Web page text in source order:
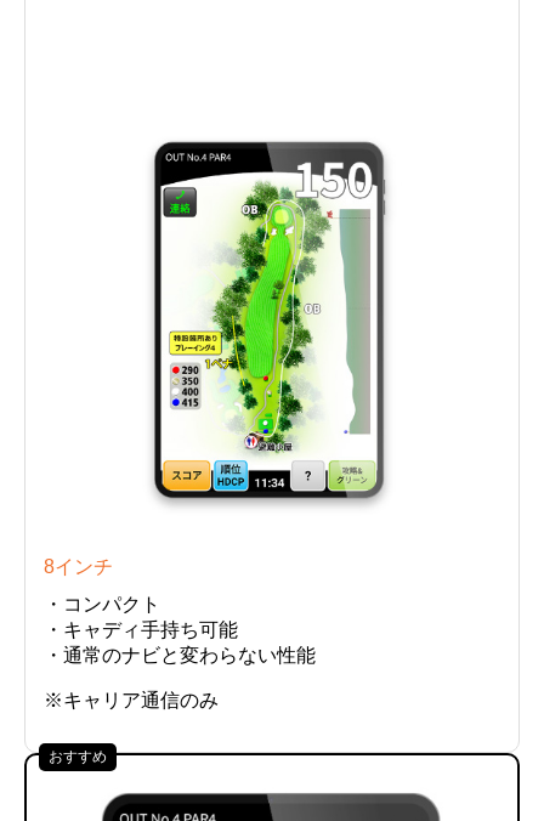
8インチ
・コンパクト
・キャディ手持ち可能
・通常のナビと変わらない性能
※キャリア通信のみ
おすすめ